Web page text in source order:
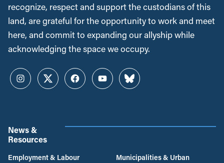
recognize, respect and support the custodians of this
land, are grateful for the opportunity to work and meet
here, and commit to expanding our allyship while
acknowledging the space we occupy.
InstagramTwitterFacebookYouTubeBluesky
News &
Resources
Employment & Labour
Municipalities & Urban